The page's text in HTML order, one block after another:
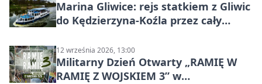
Marina Gliwice: rejs statkiem z Gliwic
do Kędzierzyna-Koźla przez cały
12 września 2026, 13:00
Militarny Dzień Otwarty „RAMIĘ W
RAMIĘ Z WOJSKIEM 3” w